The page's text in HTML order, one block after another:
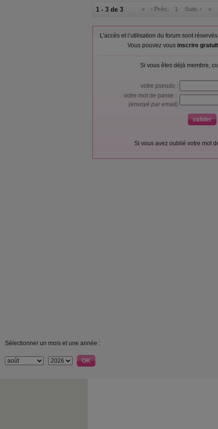
1 - 3 de 3 « ‹ Préc. 1 Suiv. › »
L’accès et l’utilisation du forum sont
Vous pouvez vous inscrire
Si vous êtes déjà membre,
votre pseudo :
votre mot de passe :
(envoyé par email)
Si vous avez oublié votre mot
Sélectionner un mois et une année :